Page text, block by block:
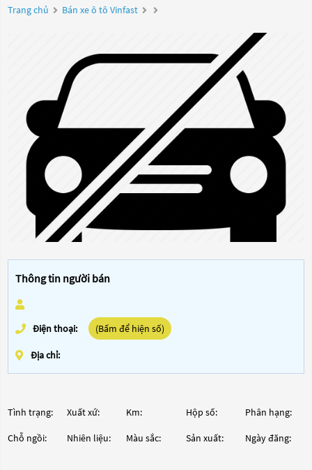
Trang chủ Bán xe ô tô Vinfast
Thông tin người bán
Điện thoại: (Bấm để hiện số)
Địa chỉ:
Tình trạng: Xuất xứ: Km: Hộp số: Phân hạng:
Chỗ ngồi: Nhiên liệu: Màu sắc: Sản xuất: Ngày đăng: